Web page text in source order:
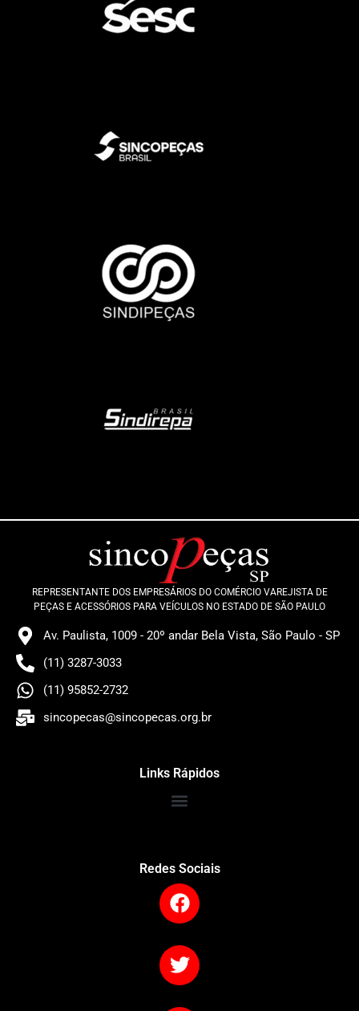
REPRESENTANTE DOS EMPRESÁRIOS DO COMÉRCIO VAREJISTA DE
PEÇAS E ACESSÓRIOS PARA VEÍCULOS NO ESTADO DE SÃO PAULO
Av. Paulista, 1009 - 20º andar Bela Vista, São Paulo - SP
(11) 3287-3033
(11) 95852-2732
sincopecas@sincopecas.org.br
Links Rápidos
Redes Sociais